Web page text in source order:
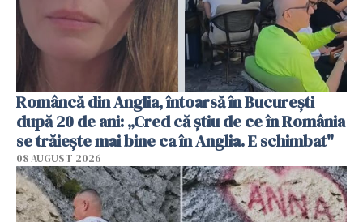
Româncă din Anglia, întoarsă în București
după 20 de ani: „Cred că știu de ce în România
se trăiește mai bine ca în Anglia. E schimbat"
08 AUGUST 2026